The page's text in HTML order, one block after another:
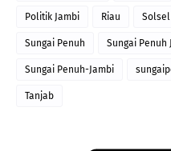
Politik Jambi Riau Solsel
Sungai Penuh Sungai Penuh
Sungai Penuh-Jambi
Tanjab